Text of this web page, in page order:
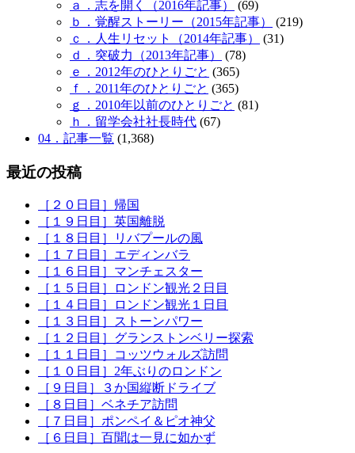
ａ．志を開く（2016年記事）
(69)
ｂ．覚醒ストーリー（2015年記事）
(219)
ｃ．人生リセット（2014年記事）
(31)
ｄ．突破力（2013年記事）
(78)
ｅ．2012年のひとりごと (365)
ｆ．2011年のひとりごと (365)
ｇ．2010年以前のひとりごと (81)
ｈ．留学会社社長時代 (67)
04．記事一覧 (1,368)
最近の投稿
［２０日目］帰国
［１９日目］英国離脱
［１８日目］リバプールの風
［１７日目］エディンバラ
［１６日目］マンチェスター
［１５日目］ロンドン観光２日目
［１４日目］ロンドン観光１日目
［１３日目］ストーンパワー
［１２日目］グランストンベリー探索
［１１日目］コッツウォルズ訪問
［１０日目］2年ぶりのロンドン
［９日目］３か国縦断ドライブ
［８日目］ベネチア訪問
［７日目］ポンペイ＆ピオ神父
［６日目］百聞は一見に如かず